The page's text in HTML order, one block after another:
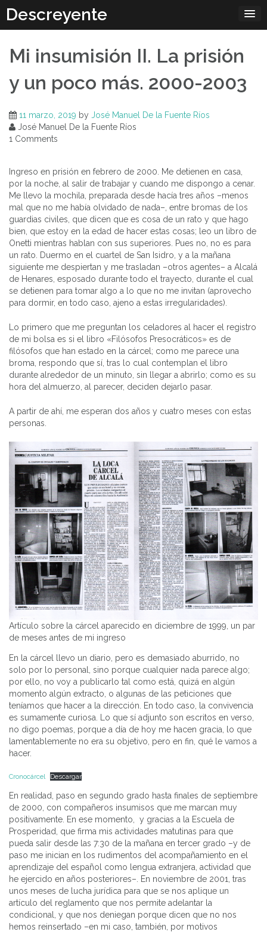
content
Descreyente
Mi insumisión II. La prisión
y un poco más. 2000-2003
11 marzo, 2019 by José Manuel De la Fuente Ríos
José Manuel De la Fuente Ríos
1 Comments
Ingreso en prisión en febrero de 2000. Me detienen en casa,
por la noche, al salir de trabajar y cuando me dispongo a cenar.
Me llevo la mochila, preparada desde hacía tres años –menos
mal que no me había olvidado de nada–, entre bromas de los
guardias civiles, que dicen que es cosa de un rato y que hago
bien, que estoy en la edad de hacer estas cosas; leo un libro de
Onetti mientras hablan con sus superiores. Pues no, no es para
un rato. Duermo en el cuartel de San Isidro, y a la mañana
siguiente me despiertan y me trasladan –otros agentes– a Alcalá
de Henares, esposado durante todo el trayecto, durante el cual
se detienen para tomar algo a lo que no me invitan (aprovecho
para dormir, en todo caso, ajeno a estas irregularidades).
Lo primero que me preguntan los celadores al hacer el registro
de mi bolsa es si el libro «Filósofos Presocráticos» es de
filósofos que han estado en la cárcel; como me parece una
broma, respondo que sí, tras lo cual contemplan el libro
durante alrededor de un minuto, sin llegar a abrirlo; como es su
hora del almuerzo, al parecer, deciden dejarlo pasar.
A partir de ahí, me esperan dos años y cuatro meses con estas
personas.
Artículo sobre la cárcel aparecido en diciembre de 1999, un par
de meses antes de mi ingreso
En la cárcel llevo un diario, pero es demasiado aburrido, no
solo por lo personal, sino porque cualquier nada parece algo;
por ello, no voy a publicarlo tal como está, quizá en algún
momento algún extracto, o algunas de las peticiones que
teníamos que hacer a la dirección. En todo caso, la convivencia
es sumamente curiosa. Lo que sí adjunto son escritos en verso,
no digo poemas, porque a día de hoy me hacen gracia, lo que
lamentablemente no era su objetivo, pero en fin, qué le vamos a
hacer.
Cronocárcel Descargar
En realidad, paso en segundo grado hasta finales de septiembre
de 2000, con compañeros insumisos que me marcan muy
positivamente. En ese momento, y gracias a la Escuela de
Prosperidad, que firma mis actividades matutinas para que
pueda salir desde las 7:30 de la mañana en tercer grado –y de
paso me inician en los rudimentos del acompañamiento en el
aprendizaje del español como lengua extranjera, actividad que
he ejercido en años posteriores–. En noviembre de 2001, tras
unos meses de lucha jurídica para que se nos aplique un
artículo del reglamento que nos permite adelantar la
condicional, y que nos deniegan porque dicen que no nos
hemos reinsertado –en mi caso, también, por motivos